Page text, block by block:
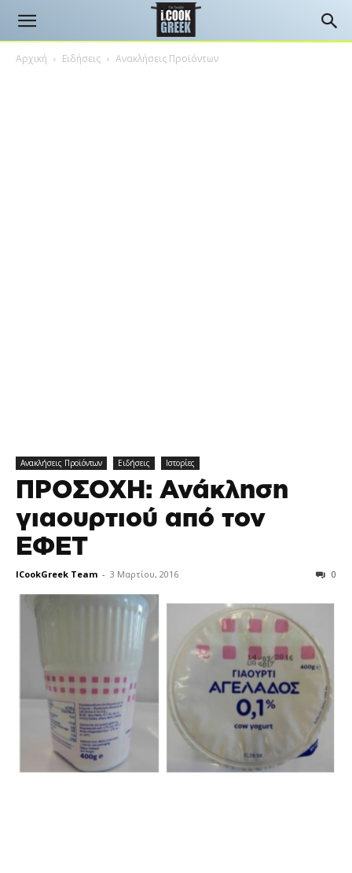
Αρχική Ειδήσεις Ανακλήσεις Προϊόντων
Ανακλήσεις Προϊόντων Ειδήσεις Ιστορίες
ΠΡΟΣΟΧΗ: Ανάκληση
γιαουρτιού από τον
ΕΦΕΤ
ICookGreek Team - 3 Μαρτίου, 2016 0